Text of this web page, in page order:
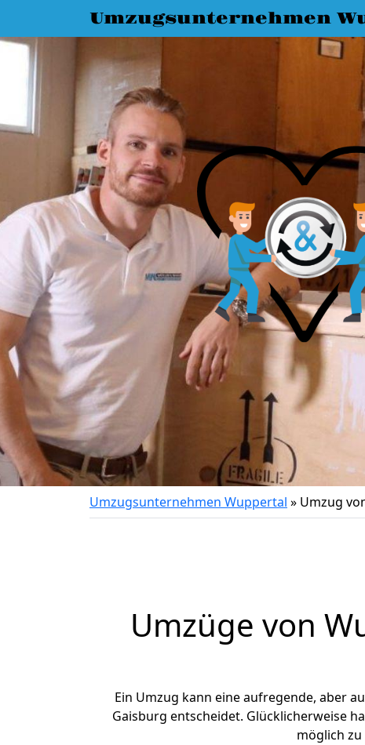
Umzugsunternehmen
Umzugsunternehmen Wuppertal » Umzug
Umzüge von
Ein Umzug kann eine aufregende, aber
Gaisburg entscheidet. Glücklicherweise
möglich